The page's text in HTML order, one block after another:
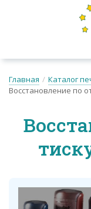
Главная / Каталог
Восстановление по